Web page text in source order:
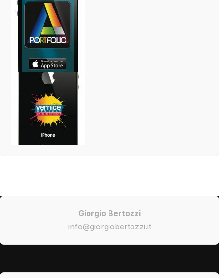
Giorgio Bertozzi
info@giorgiobertozzi.it